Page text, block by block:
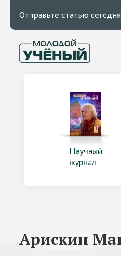
Отправьте статью
Научный
журнал
Арискин